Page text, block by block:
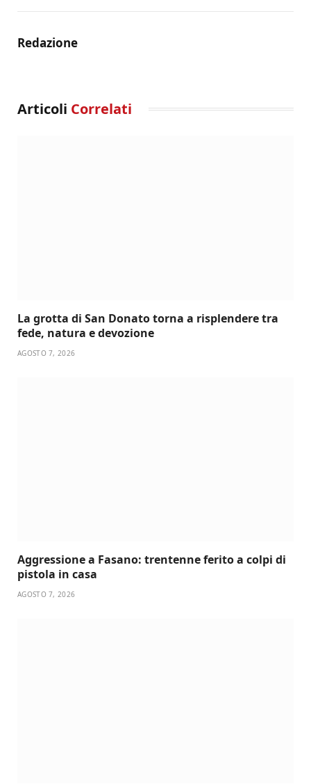
Redazione
Articoli Correlati
La grotta di San Donato torna a risplendere tra
fede, natura e devozione
AGOSTO 7, 2026
Aggressione a Fasano: trentenne ferito a colpi di
pistola in casa
AGOSTO 7, 2026